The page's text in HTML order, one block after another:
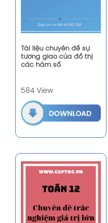
Tài liệu chuyên đề sự
tương giao của đồ thị
các hàm số
584 View